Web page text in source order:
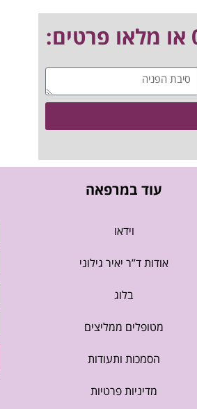
עוד במרפאה
וידאו
אודות ד”ר יאיר גילוני
בלוג
מטופלים ממליצים
הסמכות ותעודות
מדיניות פרטיות